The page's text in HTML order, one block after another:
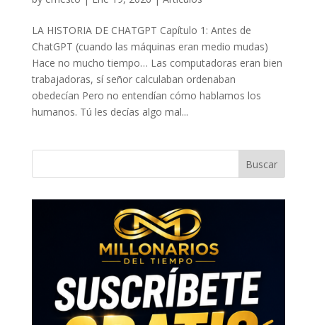
LA HISTORIA DE CHATGPT Capítulo 1: Antes de
ChatGPT (cuando las máquinas eran medio mudas)
Hace no mucho tiempo… Las computadoras eran bien
trabajadoras, sí señor calculaban ordenaban
obedecían Pero no entendían cómo hablamos los
humanos. Tú les decías algo mal...
Buscar